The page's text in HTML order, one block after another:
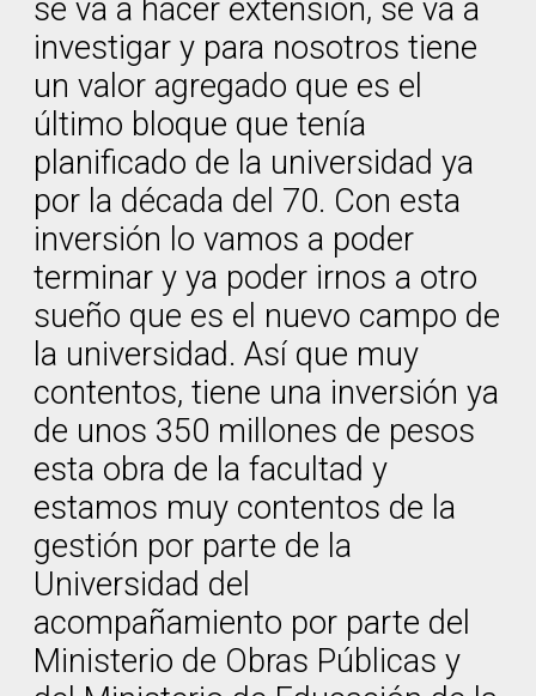
se va a hacer extensión, se va a
investigar y para nosotros tiene
un valor agregado que es el
último bloque que tenía
planificado de la universidad ya
por la década del 70. Con esta
inversión lo vamos a poder
terminar y ya poder irnos a otro
sueño que es el nuevo campo de
la universidad. Así que muy
contentos, tiene una inversión ya
de unos 350 millones de pesos
esta obra de la facultad y
estamos muy contentos de la
gestión por parte de la
Universidad del
acompañamiento por parte del
Ministerio de Obras Públicas y